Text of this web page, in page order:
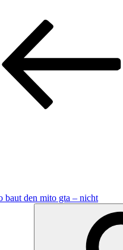
baut den mito gta – nicht